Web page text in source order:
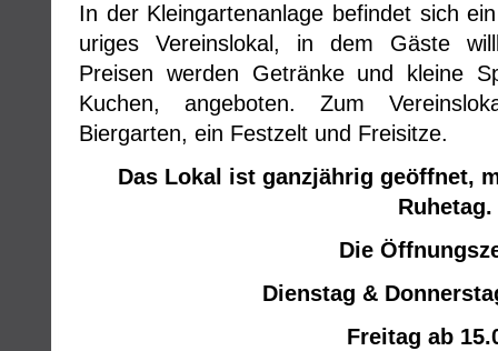
In der Kleingartenanlage befindet sich
uriges Vereinslokal, in dem Gäste
Preisen werden Getränke und kleine
Kuchen, angeboten. Zum
Biergarten, ein Festzelt und Freisitze.
Das Lokal ist ganzjährig geöffnet,
Ruhetag.
Die
Dienstag &
Freitag ab